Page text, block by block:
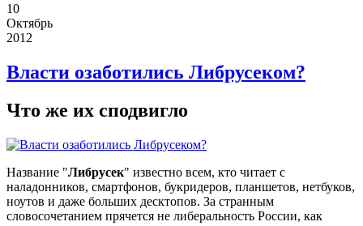
10
Октябрь
2012
Власти озаботились Либрусеком?
Что же их сподвигло
Название "Либрусек" известно всем, кто читает с
наладонников, смартфонов, букридеров, планшетов, нетбуков,
ноутов и даже больших десктопов. За странным
словосочетанием прячется не либеральность России, как